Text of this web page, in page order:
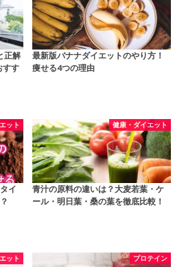
正解
すす
最新版バナナダイエットのやり方！
痩せる4つの理由
ット
イ
健康・ダイエット
青汁の原料の違いは？大麦若葉・ケ
ール・明日葉・桑の葉を徹底比較！
ット プロテイン